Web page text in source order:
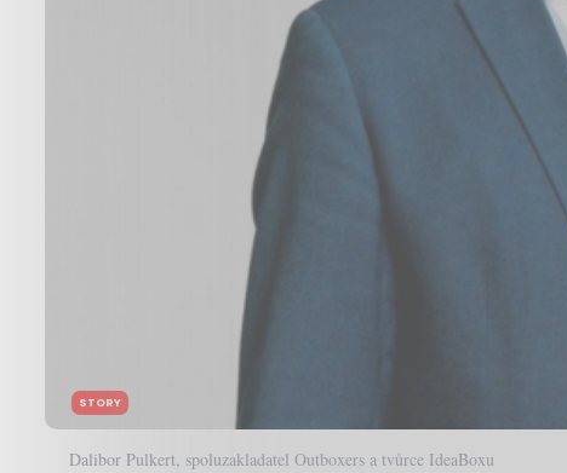
STORY
Dalibor Pulkert, spoluzakladatel Outboxers a tvůrce IdeaBoxu